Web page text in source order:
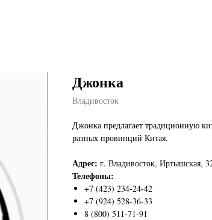
Джонка
Владивосток
Джонка предлагает традиционную
разных провинций Китая.
Адрес: г. Владивосток, Иртышская,
Телефоны:
+7 (423) 234-24-42
+7 (924) 528-36-33
8 (800) 511-71-91